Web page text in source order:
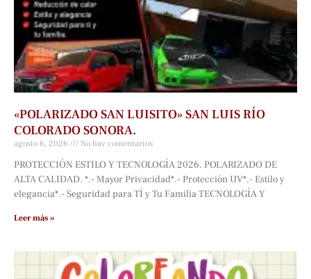
«POLARIZADO SAN LUISITO» SAN LUIS RÍO
COLORADO SONORA.
agosto 6, 2026 No hay comentarios
PROTECCIÓN ESTILO Y TECNOLOGÍA 2026. POLARIZADO DE
ALTA CALIDAD. *.- Mayor Privacidad*.- Protección UV*.- Estilo y
elegancia*.- Seguridad para TÍ y Tu Familia TECNOLOGÍA Y
Leer más »